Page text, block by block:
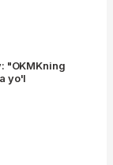
"OKMKning
yo'l